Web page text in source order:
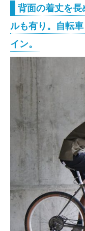
背面の着丈を長
ルも有り。自転
イン。